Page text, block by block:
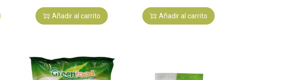
Añadir al carrito Añadir al carrito